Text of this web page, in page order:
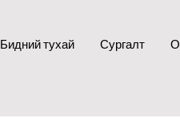
Бидний тухай Сургалт